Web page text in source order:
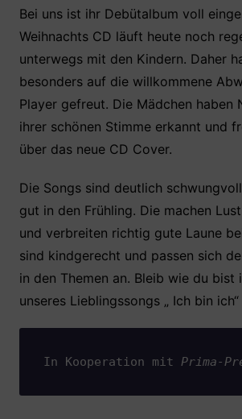
Bei uns ist ihr Debütalbum voll
Weihnachts CD läuft heute noch
unterwegs mit den Kindern. Daher
besonders auf die willkommene
Player gefreut. Die Mädchen haben
ihrer schönen Stimme erkannt und
über das neue CD Cover.
Die Songs sind deutlich
gut in den Frühling. Die machen
und verbreiten richtig gute Laune
sind kindgerecht und passen sich
in den Themen an. Bleib wie du
unseres Lieblingssongs „ Ich bin ich“
In Kooperation mit Prima-